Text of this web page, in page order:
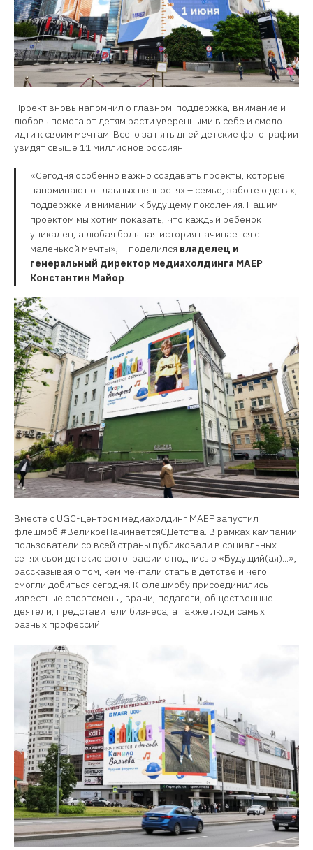
Проект вновь напомнил о главном: поддержка, внимание и
любовь помогают детям расти уверенными в себе и смело
идти к своим мечтам. Всего за пять дней детские фотографии
увидят свыше 11 миллионов россиян.
«Сегодня особенно важно создавать проекты, которые
напоминают о главных ценностях – семье, заботе о детях,
поддержке и внимании к будущему поколения. Нашим
проектом мы хотим показать, что каждый ребенок
уникален, а любая большая история начинается с
маленькой мечты», – поделился владелец и
генеральный директор медиахолдинга МАЕР
Константин Майор.
Вместе с UGC-центром медиахолдинг МАЕР запустил
флешмоб #ВеликоеНачинаетсяСДетства. В рамках кампании
пользователи со всей страны публиковали в социальных
сетях свои детские фотографии с подписью «Будущий(ая)...»,
рассказывая о том, кем мечтали стать в детстве и чего
смогли добиться сегодня. К флешмобу присоединились
известные спортсмены, врачи, педагоги, общественные
деятели, представители бизнеса, а также люди самых
разных профессий.